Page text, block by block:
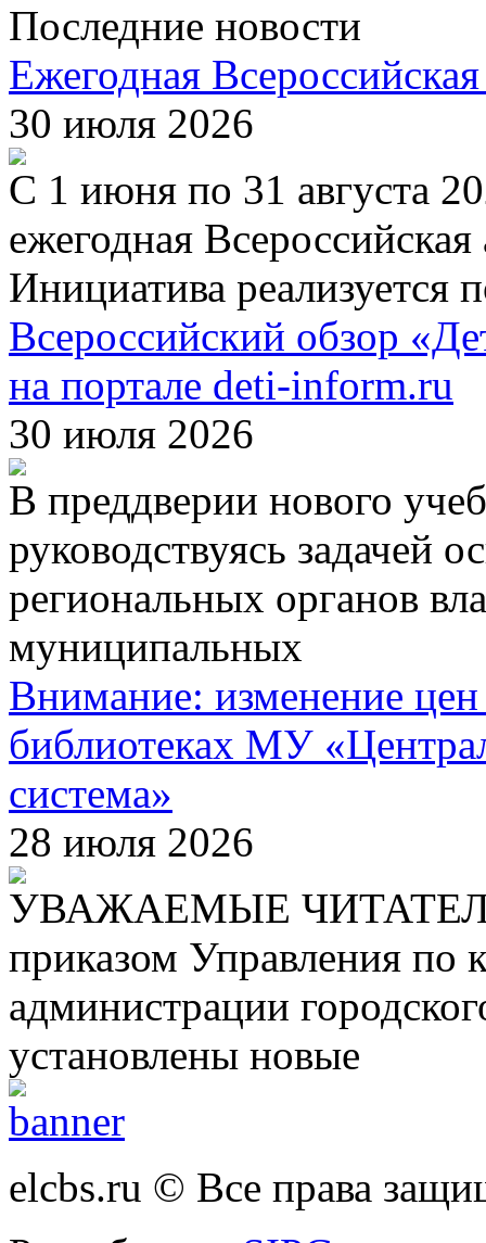
Последние новости
Ежегодная
30 июля 2026
С 1 июня по 31 августа
ежегодная
Инициатива реализуется
Всероссийский обзор
на портале deti-inform.ru
30 июля 2026
В преддверии нового
руководствуясь задачей
региональных органов
муниципальных
Внимание: изменение
библиотеках МУ
система»
28 июля 2026
УВАЖАЕМЫЕ ЧИТАТЕЛИ!
приказом Управления по
администрации
установлены новые
elcbs.ru © Все права